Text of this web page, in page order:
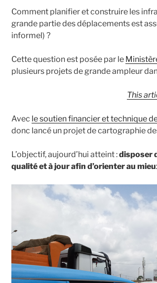
Comment planifier et construire les
grande partie des déplacements est
informel) ?
Cette question est posée par le
plusieurs projets de grande ampleur
This
Avec le soutien financier et technique
donc lancé un projet de cartographie
L’objectif, aujourd’hui atteint :disposer
qualité et à jour afin d’orienter au